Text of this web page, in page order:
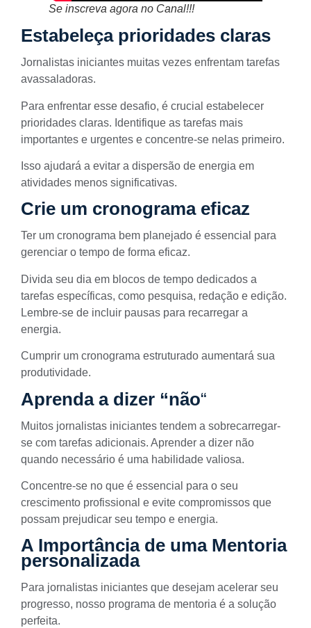
Se inscreva agora no Canal!!!
Estabeleça prioridades claras
Jornalistas iniciantes muitas vezes enfrentam tarefas
avassaladoras.
Para enfrentar esse desafio, é crucial estabelecer
prioridades claras. Identifique as tarefas mais
importantes e urgentes e concentre-se nelas primeiro.
Isso ajudará a evitar a dispersão de energia em
atividades menos significativas.
Crie um cronograma eficaz
Ter um cronograma bem planejado é essencial para
gerenciar o tempo de forma eficaz.
Divida seu dia em blocos de tempo dedicados a
tarefas específicas, como pesquisa, redação e edição.
Lembre-se de incluir pausas para recarregar a
energia.
Cumprir um cronograma estruturado aumentará sua
produtividade.
Aprenda a dizer “não“
Muitos jornalistas iniciantes tendem a sobrecarregar-
se com tarefas adicionais. Aprender a dizer não
quando necessário é uma habilidade valiosa.
Concentre-se no que é essencial para o seu
crescimento profissional e evite compromissos que
possam prejudicar seu tempo e energia.
A Importância de uma Mentoria
personalizada
Para jornalistas iniciantes que desejam acelerar seu
progresso, nosso programa de mentoria é a solução
perfeita.